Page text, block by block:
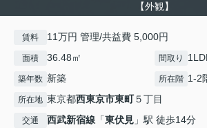
【外観】
賃料 11万円 管理/共益費 5,000円
面積 36.48㎡ 間取り
築年数 新築 所在階 1-2
所在地 東京都西東京市東町５丁目
交通 西武新宿線 「東伏見 」駅 徒歩14分